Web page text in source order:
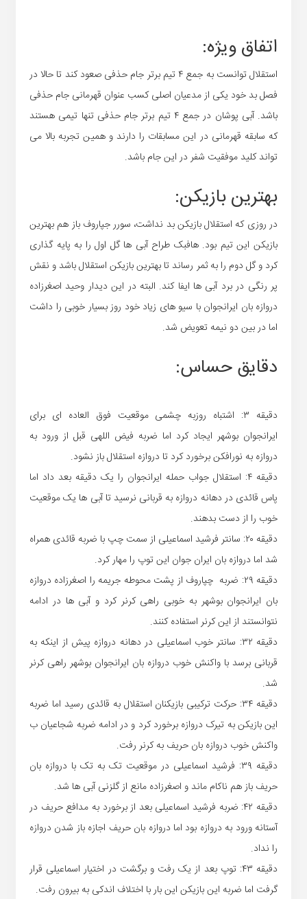
اتفاق ویژه:
استقلال توانست به جمع ۴ تیم برتر جام حذفی صعود کند تا حالا در
فصل بد خود یکی از مدعیان اصلی کسب عنوان قهرمانی جام حذفی
باشد. آبی پوشان در جمع ۴ تیم برتر جام حذفی تنها تیمی هستند
که سابقه قهرمانی در این مسابقات را دارند و همین تجربه بالا می
تواند کلید موفقیت شفر در این جام باشد.
بهترین بازیکن:
در روزی که استقلال بازیکن بد نداشت، سورر جپاروف باز هم بهترین
بازیکن این تیم بود. هافبک طراح آبی ها گل اول را به پایه گذاری
کرد و گل دوم را به ثمر رساند تا بهترین بازیکن استقلال باشد و نقش
پر رنگی در برد آبی ها ایفا کند. البته در این دیدار وحید اصغرزاده
دروازه بان ایرانجوان با سیو های زیاد خود روز بسیار خوبی را داشت
اما در بین دو نیمه تعویض شد.
دقایق حساس:
دقیقه ۳: اشتباه روزبه چشمی موقعیت فوق العاده ای برای
ایرانجوان بوشهر ایجاد کرد اما ضربه فیض اللهی قبل از ورود به
دروازه به نورافکن برخورد کرد تا دروازه استقلال باز نشود.
دقیقه ۴: استقلال جواب حمله ایرانجوان را یک دقیقه بعد داد اما
پاس قائدی در دهانه دروازه به قربانی نرسید تا آبی ها یک موقعیت
خوب را از دست بدهند.
دقیقه ۲۰: سانتر فرشید اسماعیلی از سمت چپ با ضربه قائدی همراه
شد اما دروازه بان ایران جوان این توپ را مهار کرد.
دقیقه ۲۹: ضربه چپاروف از پشت محوطه جریمه را اصغرزاده دروازه
بان ایرانجوان بوشهر به خوبی راهی کرنر کرد و آبی ها در ادامه
نتوانستند از این کرنر استفاده کنند.
دقیقه ۳۲: سانتر خوب اسماعیلی در دهانه دروازه پیش از اینکه به
قربانی برسد با واکنش خوب دروازه بان ایرانجوان بوشهر راهی کرنر
شد.
دقیقه ۳۴: حرکت ترکیبی بازیکنان استقلال به قائدی رسید اما ضربه
این بازیکن به تیرک دروازه برخورد کرد و در ادامه ضربه شجاعیان ب
واکنش خوب دروازه بان حریف به کرنر رفت.
دقیقه ۳۹: فرشید اسماعیلی در موقعیت تک به تک با دروازه بان
حریف باز هم ناکام ماند و اصغرزاده مانع از گلزنی آبی ها شد.
دقیقه ۴۲: ضربه فرشید اسماعیلی بعد از برخورد به مدافع حریف در
آستانه ورود به دروازه بود اما دروازه بان حریف اجازه باز شدن دروازه
را نداد.
دقیقه ۴۳: توپ بعد از یک رفت و برگشت در اختیار اسماعیلی قرار
گرفت اما ضربه این بازیکن این بار با اختلاف اندکی به بیرون رفت.